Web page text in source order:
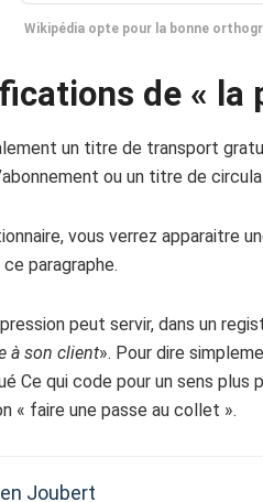
Wikipédia opte pour la bonne
de « la
un titre de transport
ou un titre de
vous verrez apparaitre
paragraphe.
peut servir, dans un
à son client». Pour dire
Ce qui code pour un sens
« faire une passe au collet ».
Joubert